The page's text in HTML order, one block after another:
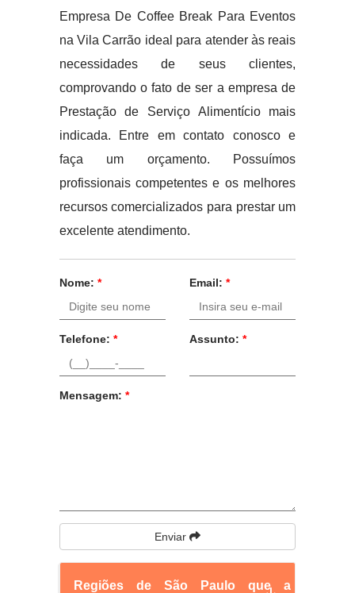
Empresa De Coffee Break Para Eventos
na Vila Carrão ideal para atender às reais
necessidades de seus clientes,
comprovando o fato de ser a empresa de
Prestação de Serviço Alimentício mais
indicada. Entre em contato conosco e
faça um orçamento. Possuímos
profissionais competentes e os melhores
recursos comercializados para prestar um
excelente atendimento.
Nome: * Email: *
Telefone: * Assunto: *
Mensagem: *
Enviar
Regiões de São Paulo que a